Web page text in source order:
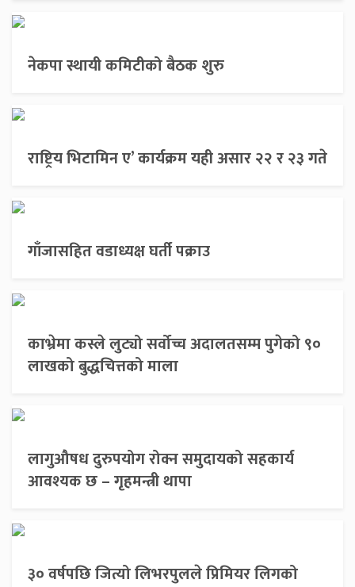
नेकपा स्थायी कमिटीको बैठक शुरु
राष्ट्रिय भिटामिन ए’ कार्यक्रम यही असार २२ र २३ गते
गाँजासहित वडाध्यक्ष घर्ती पक्राउ
काभ्रेमा कस्ले लुट्यो सर्वोच्च अदालतसम्म पुगेको ९०
लाखको बुद्धचित्तको माला
लागुऔषध दुरुपयोग रोक्न समुदायको सहकार्य
आवश्यक छ – गृहमन्त्री थापा
३० वर्षपछि जित्यो लिभरपुलले प्रिमियर लिगको